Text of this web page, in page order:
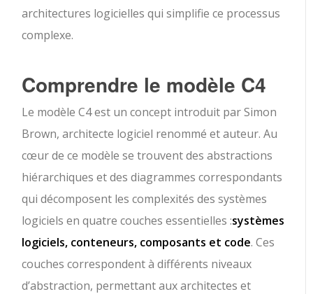
architectures logicielles qui simplifie ce processus
complexe.
Comprendre le modèle C4
Le modèle C4 est un concept introduit par Simon
Brown, architecte logiciel renommé et auteur. Au
cœur de ce modèle se trouvent des abstractions
hiérarchiques et des diagrammes correspondants
qui décomposent les complexités des systèmes
logiciels en quatre couches essentielles :systèmes
logiciels, conteneurs, composants et code. Ces
couches correspondent à différents niveaux
d’abstraction, permettant aux architectes et